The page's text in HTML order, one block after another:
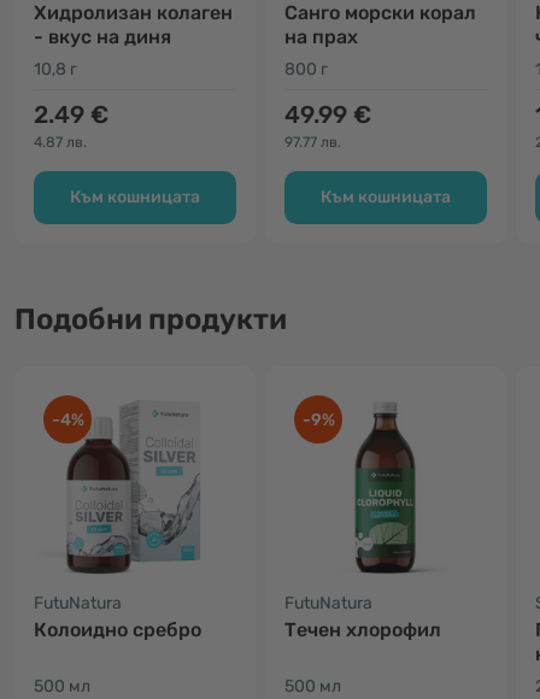
Хидролизан колаген
- вкус на диня
10,8 г
2.49 €
4.87 лв.
Към кошницата
Санго морски корал
на прах
800 г
49.99 €
97.77 лв.
Към кошницата
Подобни продукти
-4%
FutuNatura
Колоидно сребро
500 мл
-9%
FutuNatura
Течен хлорофил
500 мл